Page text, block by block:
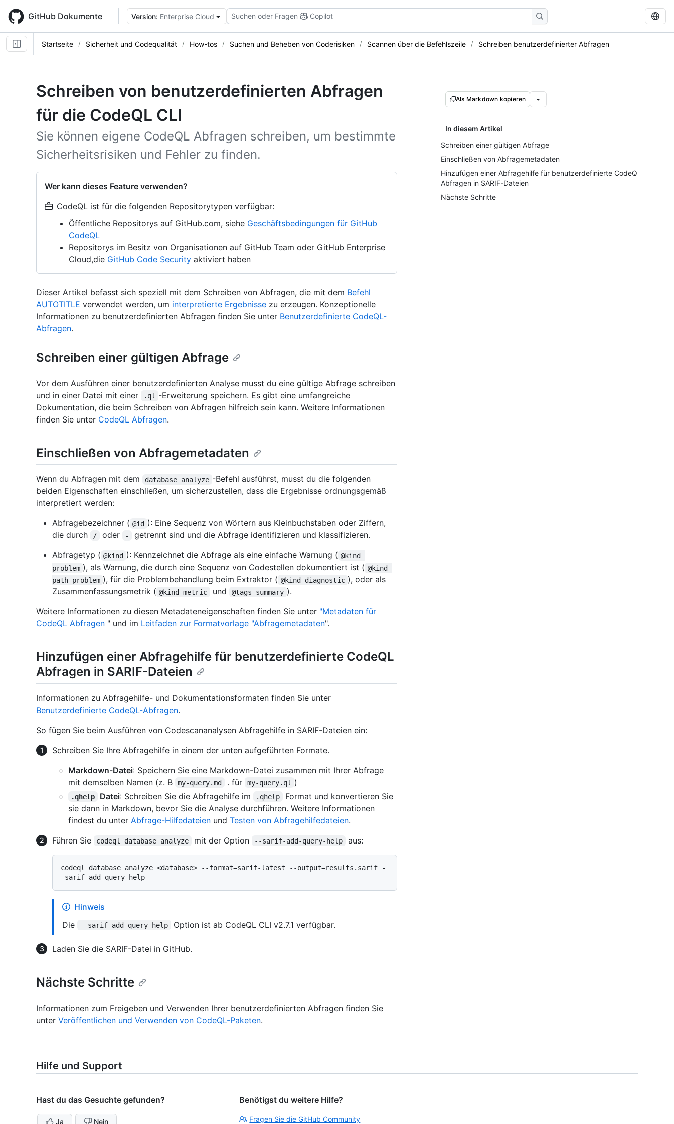
main
content
GitHub Dokumente Version: Enterprise Cloud Suchen oder Fragen Copilot
Startseite Sicherheit und Codequalität How-tos Suchen und Beheben von Coderisiken Scannen über die Befehlszeile Schreiben benutzerdefinierter Abfragen
Schreiben von benutzerdefinierten Abfragen
für die CodeQL CLI
Sie können eigene CodeQL Abfragen schreiben, um bestimmte
Sicherheitsrisiken und Fehler zu finden.
Wer kann dieses Feature verwenden?
CodeQL ist für die folgenden Repositorytypen verfügbar:
Öffentliche Repositorys auf GitHub.com, siehe Geschäftsbedingungen für GitHub
CodeQL
Repositorys im Besitz von Organisationen auf GitHub Team oder GitHub Enterprise
Cloud,die GitHub Code Security aktiviert haben
Als Markdown kopieren
In diesem Artikel
Schreiben einer gültigen Abfrage
Einschließen von Abfragemetadaten
Hinzufügen einer Abfragehilfe für benutzerdefinierte CodeQL
Abfragen in SARIF-Dateien
Nächste Schritte
Dieser Artikel befasst sich speziell mit dem Schreiben von Abfragen, die mit dem Befehl
AUTOTITLE verwendet werden, um interpretierte Ergebnisse zu erzeugen. Konzeptionelle
Informationen zu benutzerdefinierten Abfragen finden Sie unter Benutzerdefinierte CodeQL-
Abfragen.
Schreiben einer gültigen Abfrage
Vor dem Ausführen einer benutzerdefinierten Analyse musst du eine gültige Abfrage schreiben
und in einer Datei mit einer
.ql
-Erweiterung speichern. Es gibt eine umfangreiche
Dokumentation, die beim Schreiben von Abfragen hilfreich sein kann. Weitere Informationen
finden Sie unter CodeQL Abfragen.
Einschließen von Abfragemetadaten
Wenn du Abfragen mit dem database analyze -Befehl ausführst, musst du die folgenden
beiden Eigenschaften einschließen, um sicherzustellen, dass die Ergebnisse ordnungsgemäß
interpretiert werden:
Abfragebezeichner ( @id ): Eine Sequenz von Wörtern aus Kleinbuchstaben oder Ziffern,
die durch
/ oder -
getrennt sind und die Abfrage identifizieren und klassifizieren.
Abfragetyp ( @kind ): Kennzeichnet die Abfrage als eine einfache Warnung ( @kind
problem ), als Warnung, die durch eine Sequenz von Codestellen dokumentiert ist ( @kind
path-problem ), für die Problembehandlung beim Extraktor ( @kind diagnostic ), oder als
Zusammenfassungsmetrik ( @kind metric und @tags summary ).
Weitere Informationen zu diesen Metadateneigenschaften finden Sie unter "Metadaten für
CodeQL Abfragen " und im Leitfaden zur Formatvorlage "Abfragemetadaten".
Hinzufügen einer Abfragehilfe für benutzerdefinierte CodeQL
Abfragen in SARIF-Dateien
Informationen zu Abfragehilfe- und Dokumentationsformaten finden Sie unter
Benutzerdefinierte CodeQL-Abfragen.
So fügen Sie beim Ausführen von Codescananalysen Abfragehilfe in SARIF-Dateien ein:
Schreiben Sie Ihre Abfragehilfe in einem der unten aufgeführten Formate.
Markdown-Datei: Speichern Sie eine Markdown-Datei zusammen mit Ihrer Abfrage
mit demselben Namen (z. B
my-query.md . für my-query.ql )
.qhelp Datei: Schreiben Sie die Abfragehilfe im .qhelp
Format und konvertieren Sie
sie dann in Markdown, bevor Sie die Analyse durchführen. Weitere Informationen
findest du unter Abfrage-Hilfedateien und Testen von Abfragehilfedateien.
Führen Sie
codeql database analyze mit der Option --sarif-add-query-help aus:
codeql database analyze <database> --format=sarif-latest --output=results.sarif -
Hinweis
Die
--sarif-add-query-help Option ist ab CodeQL CLI v2.7.1 verfügbar.
Laden Sie die SARIF-Datei in GitHub.
Nächste Schritte
Informationen zum Freigeben und Verwenden Ihrer benutzerdefinierten Abfragen finden Sie
unter Veröffentlichen und Verwenden von CodeQL-Paketen.
Hilfe und Support
Hast du das Gesuchte gefunden?
Ja Nein
Benötigst du weitere Hilfe?
Fragen Sie die GitHub Community